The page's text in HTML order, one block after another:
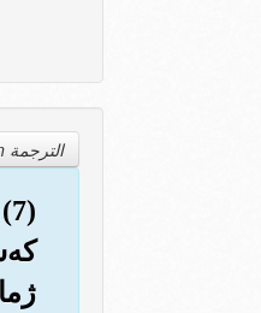
الترجمة Translation